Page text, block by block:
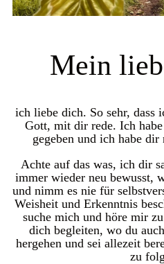
Mein
ich liebe dich. So sehr, dass
Gott, mit dir rede. Ich
gegeben und ich habe dir
Achte auf das was, ich dir
immer wieder neu bewusst,
und nimm es nie für
Weisheit und Erkenntnis
suche mich und höre mir
dich begleiten, wo du
hergehen und sei allezeit
zu